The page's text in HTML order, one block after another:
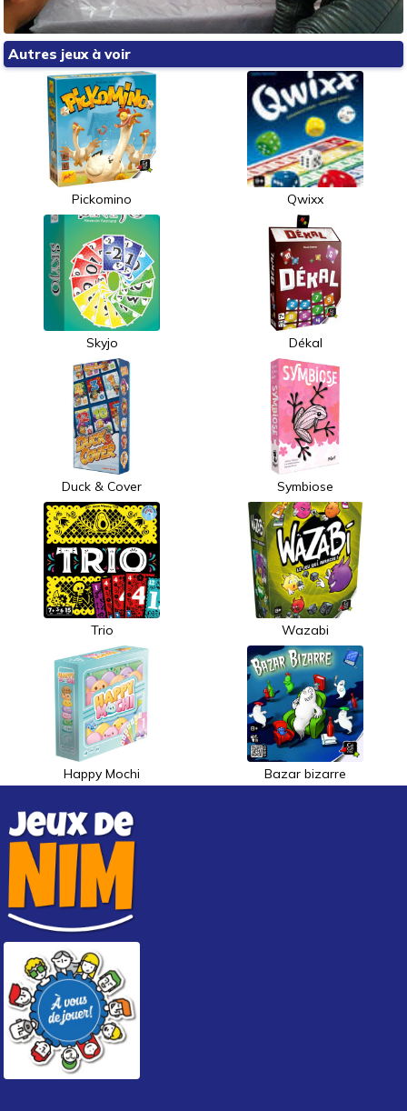
Autres jeux à voir
Pickomino Qwixx
Skyjo Dékal
Duck & Cover Symbiose
Trio Wazabi
Happy Mochi Bazar bizarre